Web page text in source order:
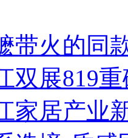
带火的同
双展819
家居产业